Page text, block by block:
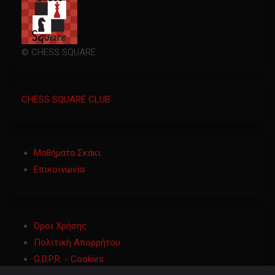
© CHESS SQUARE
CHESS SQUARE CLUB
Μαθήματα Σκάκι
Επικοινωνία
Όροι Χρήσης
Πολιτική Απορρήτου
G.D.P.R. - Cookies